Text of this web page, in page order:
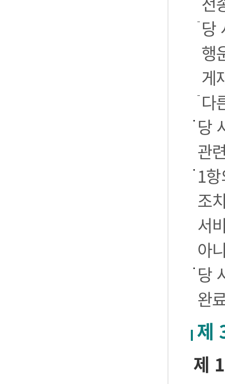
당
행
게
다
당
관
1
조
서
아
당
완
제
제